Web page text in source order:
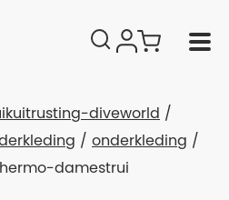
diveworld
onderkleding
damestrui